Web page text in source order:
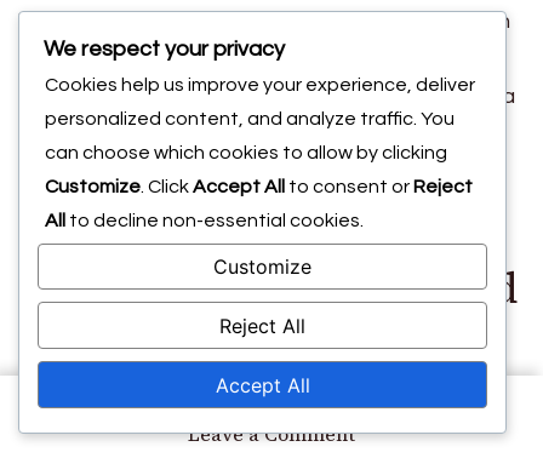
Leave a Commenton
habilidades individuales, sino que también animan
a los jugadores a adaptar su estilo de juego. Por
ejemplo, un desafío que requiere tiros a la cabeza
puede empujar a los jugadores a mejorar sus
Niveles de dificultad de
las pruebas de habilidad
Las pruebas de habilidad suelen venir con niveles
de dificultad variables, que van desde fáciles
hasta desafiantes. Las pruebas fáciles pueden
We respect your privacy
Cookies help us improve your experience, deliver
personalized content, and analyze traffic. You
can choose which cookies to allow by clicking
Customize . ClickAccept All to consent or Reject
All
to decline non-essential cookies.
Customize
Reject All
Accept All